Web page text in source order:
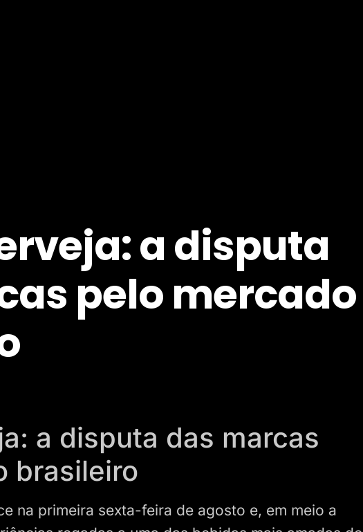
a disputa
pelo mercado
a disputa das marcas
brasileiro
na primeira sexta-feira de agosto e, em meio a